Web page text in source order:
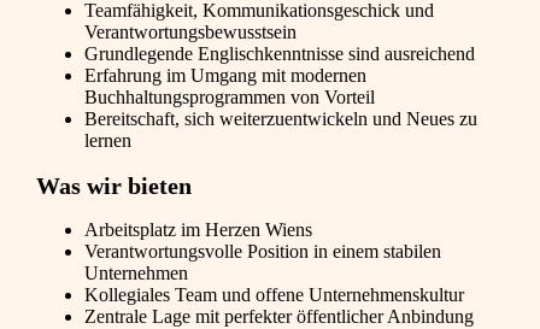
Teamfähigkeit, Kommunikationsgeschick und
Verantwortungsbewusstsein
Grundlegende Englischkenntnisse sind ausreichend
Erfahrung im Umgang mit modernen
Buchhaltungsprogrammen von Vorteil
Bereitschaft, sich weiterzuentwickeln und Neues zu
lernen
Was wir bieten
Arbeitsplatz im Herzen Wiens
Verantwortungsvolle Position in einem stabilen
Unternehmen
Kollegiales Team und offene Unternehmenskultur
Zentrale Lage mit perfekter öffentlicher Anbindung